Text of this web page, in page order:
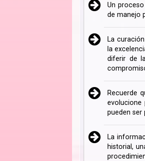
Un
de manejo
La
la
diferir de
Recuerde
evolucione
pueden ser
La
historial,